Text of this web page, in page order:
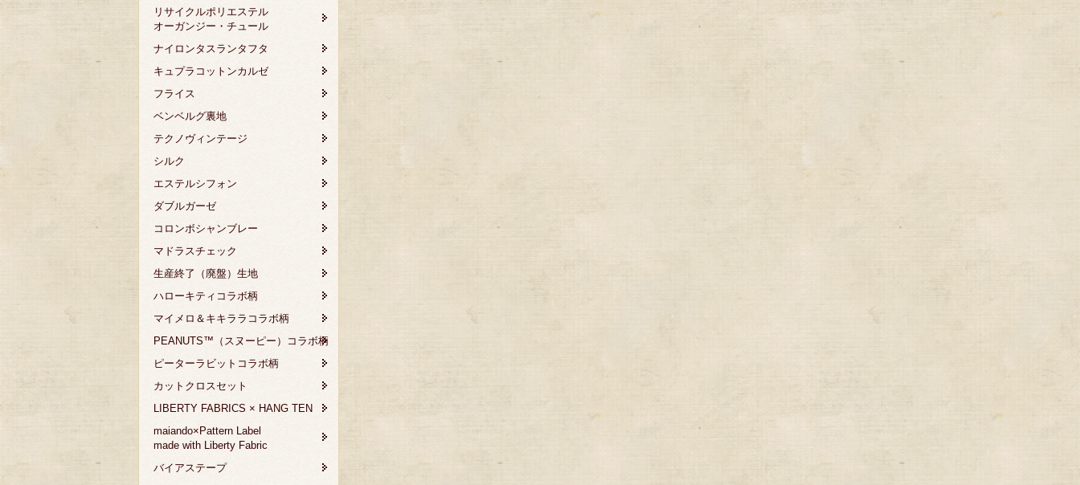
リサイクルポリエステル
オーガンジー・チュール
ナイロンタスランタフタ
キュプラコットンカルゼ
フライス
ベンベルグ裏地
テクノヴィンテージ
シルク
エステルシフォン
ダブルガーゼ
コロンボシャンブレー
マドラスチェック
生産終了（廃盤）生地
ハローキティコラボ柄
マイメロ＆キキララコラボ柄
PEANUTS™（スヌーピー）コラボ柄
ピーターラビットコラボ柄
カットクロスセット
LIBERTY FABRICS × HANG TEN
maiando×Pattern Label
made with Liberty Fabric
バイアステープ